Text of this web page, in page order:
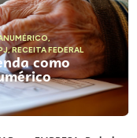
,
,RECEITA FEDERAL
como